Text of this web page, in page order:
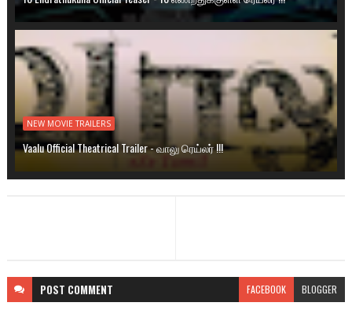
NEW MOVIE TRAILERS
Vaalu Official Theatrical Trailer - வாலு ரெய்லர் !!!
POST COMMENT FACEBOOK BLOGGER